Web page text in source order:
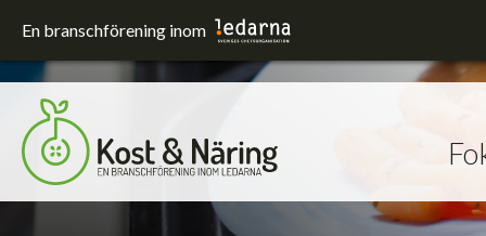
En branschförening inom
Fokusområden
Förskola och skola